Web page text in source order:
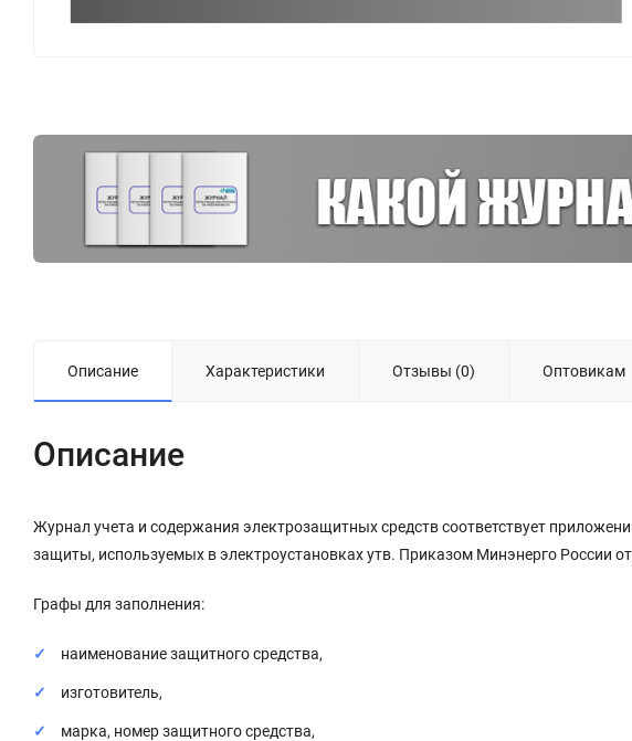
Описание Характеристики Отзывы (0) Оптовикам
Описание
Журнал учета и содержания электрозащитных средств соответствует
защиты, используемых в электроустановках утв. Приказом Минэнерго России
Графы для заполнения:
наименование защитного средства,
изготовитель,
марка, номер защитного средства,